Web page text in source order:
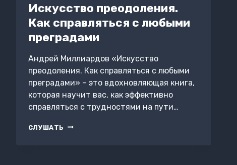
Искусство преодоления.
Как справляться с любыми
преградами
Андрей Миллиардов «Искусство
преодоления. Как справляться с любыми
преградами» – это вдохновляющая книга,
которая научит вас, как эффективно
справляться с трудностями на пути…
СЛУШАТЬ ИСКУССТВО